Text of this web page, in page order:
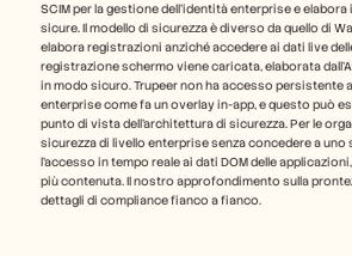
SCIM per la gestione dell'identità enterprise e
sicure. Il modello di sicurezza è diverso da quello di
elabora registrazioni anziché accedere ai dati live
registrazione schermo viene caricata, elaborata
in modo sicuro. Trupeer non ha accesso persistente
enterprise come fa un overlay in-app, e questo può
punto di vista dell'architettura di sicurezza. Per le
sicurezza di livello enterprise senza concedere a
l'accesso in tempo reale ai dati DOM delle
più contenuta. Il nostro approfondimento sulla
dettagli di compliance fianco a fianco.